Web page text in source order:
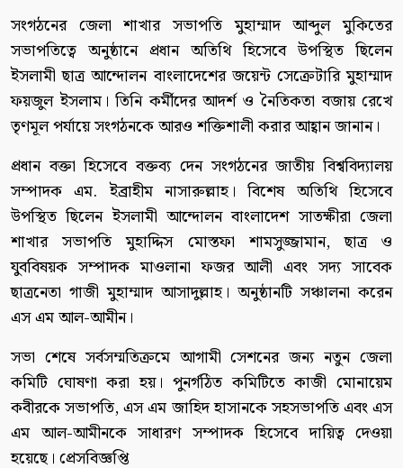
সংগঠনের জেলা শাখার সভাপতি মুহাম্মাদ আব্দুল মুকিতের
সভাপতিত্বে অনুষ্ঠানে প্রধান অতিথি হিসেবে উপস্থিত ছিলেন
ইসলামী ছাত্র আন্দোলন বাংলাদেশের জয়েন্ট সেক্রেটারি মুহাম্মাদ
ফয়জুল ইসলাম। তিনি কর্মীদের আদর্শ ও নৈতিকতা বজায় রেখে
তৃণমূল পর্যায়ে সংগঠনকে আরও শক্তিশালী করার আহ্বান জানান।
প্রধান বক্তা হিসেবে বক্তব্য দেন সংগঠনের জাতীয় বিশ্ববিদ্যালয়
সম্পাদক এম. ইব্রাহীম নাসারুল্লাহ। বিশেষ অতিথি হিসেবে
উপস্থিত ছিলেন ইসলামী আন্দোলন বাংলাদেশ সাতক্ষীরা জেলা
শাখার সভাপতি মুহাদ্দিস মোস্তফা শামসুজ্জামান, ছাত্র ও
যুববিষয়ক সম্পাদক মাওলানা ফজর আলী এবং সদ্য সাবেক
ছাত্রনেতা গাজী মুহাম্মাদ আসাদুল্লাহ। অনুষ্ঠানটি সঞ্চালনা করেন
এস এম আল-আমীন।
সভা শেষে সর্বসম্মতিক্রমে আগামী সেশনের জন্য নতুন জেলা
কমিটি ঘোষণা করা হয়। পুনর্গঠিত কমিটিতে কাজী মোনায়েম
কবীরকে সভাপতি, এস এম জাহিদ হাসানকে সহসভাপতি এবং এস
এম আল-আমীনকে সাধারণ সম্পাদক হিসেবে দায়িত্ব দেওয়া
হয়েছে। প্রেসবিজ্ঞপ্তি